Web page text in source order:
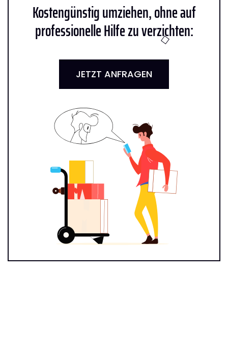
Kostengünstig umziehen, ohne auf
professionelle Hilfe zu verzichten:
JETZT ANFRAGEN